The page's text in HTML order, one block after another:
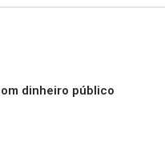
dinheiro público